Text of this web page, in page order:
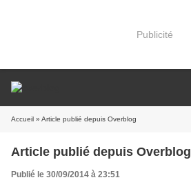
Publicité
Accueil » Article publié depuis Overblog
Article publié depuis Overblog
Publié le 30/09/2014 à 23:51